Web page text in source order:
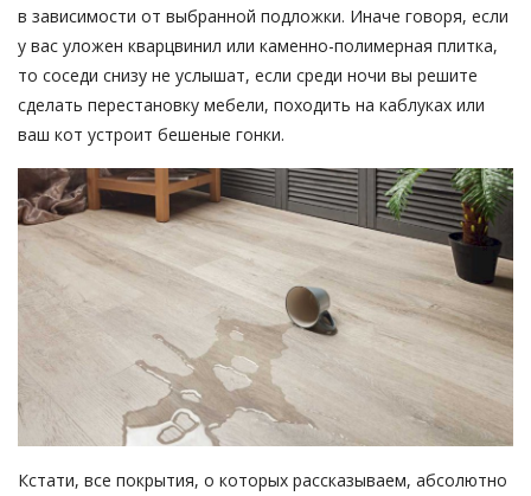
в зависимости от выбранной подложки. Иначе говоря, если
у вас уложен кварцвинил или каменно-полимерная плитка,
то соседи снизу не услышат, если среди ночи вы решите
сделать перестановку мебели, походить на каблуках или
ваш кот устроит бешеные гонки.
Кстати, все покрытия, о которых рассказываем, абсолютно